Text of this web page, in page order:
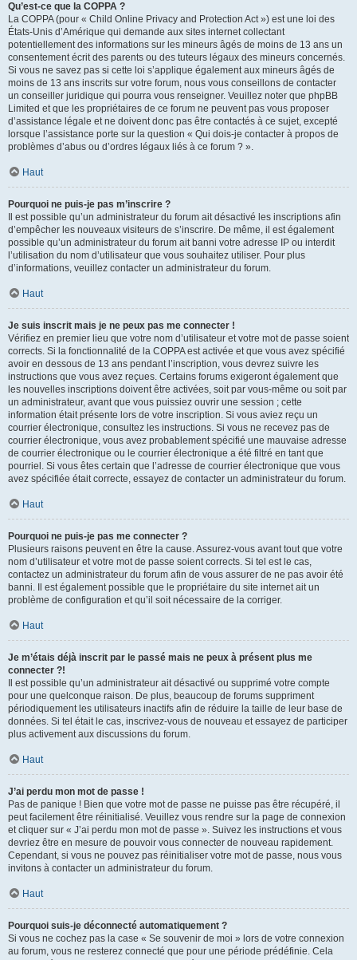
Qu’est-ce que la COPPA ?
La COPPA (pour « Child Online Privacy and Protection Act ») est une loi des
États-Unis d’Amérique qui demande aux sites internet collectant
potentiellement des informations sur les mineurs âgés de moins de 13 ans un
consentement écrit des parents ou des tuteurs légaux des mineurs concernés.
Si vous ne savez pas si cette loi s’applique également aux mineurs âgés de
moins de 13 ans inscrits sur votre forum, nous vous conseillons de contacter
un conseiller juridique qui pourra vous renseigner. Veuillez noter que phpBB
Limited et que les propriétaires de ce forum ne peuvent pas vous proposer
d’assistance légale et ne doivent donc pas être contactés à ce sujet, excepté
lorsque l’assistance porte sur la question « Qui dois-je contacter à propos de
problèmes d’abus ou d’ordres légaux liés à ce forum ? ».
Haut
Pourquoi ne puis-je pas m’inscrire ?
Il est possible qu’un administrateur du forum ait désactivé les inscriptions afin
d’empêcher les nouveaux visiteurs de s’inscrire. De même, il est également
possible qu’un administrateur du forum ait banni votre adresse IP ou interdit
l’utilisation du nom d’utilisateur que vous souhaitez utiliser. Pour plus
d’informations, veuillez contacter un administrateur du forum.
Haut
Je suis inscrit mais je ne peux pas me connecter !
Vérifiez en premier lieu que votre nom d’utilisateur et votre mot de passe soient
corrects. Si la fonctionnalité de la COPPA est activée et que vous avez spécifié
avoir en dessous de 13 ans pendant l’inscription, vous devrez suivre les
instructions que vous avez reçues. Certains forums exigeront également que
les nouvelles inscriptions doivent être activées, soit par vous-même ou soit par
un administrateur, avant que vous puissiez ouvrir une session ; cette
information était présente lors de votre inscription. Si vous aviez reçu un
courrier électronique, consultez les instructions. Si vous ne recevez pas de
courrier électronique, vous avez probablement spécifié une mauvaise adresse
de courrier électronique ou le courrier électronique a été filtré en tant que
pourriel. Si vous êtes certain que l’adresse de courrier électronique que vous
avez spécifiée était correcte, essayez de contacter un administrateur du forum.
Haut
Pourquoi ne puis-je pas me connecter ?
Plusieurs raisons peuvent en être la cause. Assurez-vous avant tout que votre
nom d’utilisateur et votre mot de passe soient corrects. Si tel est le cas,
contactez un administrateur du forum afin de vous assurer de ne pas avoir été
banni. Il est également possible que le propriétaire du site internet ait un
problème de configuration et qu’il soit nécessaire de la corriger.
Haut
Je m’étais déjà inscrit par le passé mais ne peux à présent plus me
connecter ?!
Il est possible qu’un administrateur ait désactivé ou supprimé votre compte
pour une quelconque raison. De plus, beaucoup de forums suppriment
périodiquement les utilisateurs inactifs afin de réduire la taille de leur base de
données. Si tel était le cas, inscrivez-vous de nouveau et essayez de participer
plus activement aux discussions du forum.
Haut
J’ai perdu mon mot de passe !
Pas de panique ! Bien que votre mot de passe ne puisse pas être récupéré, il
peut facilement être réinitialisé. Veuillez vous rendre sur la page de connexion
et cliquer sur « J’ai perdu mon mot de passe ». Suivez les instructions et vous
devriez être en mesure de pouvoir vous connecter de nouveau rapidement.
Cependant, si vous ne pouvez pas réinitialiser votre mot de passe, nous vous
invitons à contacter un administrateur du forum.
Haut
Pourquoi suis-je déconnecté automatiquement ?
Si vous ne cochez pas la case « Se souvenir de moi » lors de votre connexion
au forum, vous ne resterez connecté que pour une période prédéfinie. Cela